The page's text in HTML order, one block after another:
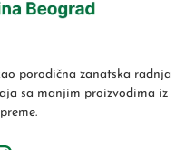
porodična zanatska radnja
sa manjim proizvodima iz